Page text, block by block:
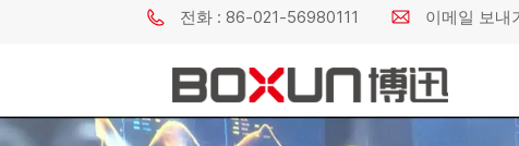
전화 : 86-021-56980111 이메일 보